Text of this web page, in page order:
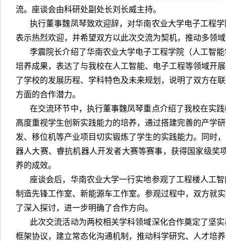
流。座谈会由科研处副处长刘长威主持。
执行董事魏凤琴致欢迎辞，对华南农业大学电子工程
表示热烈欢迎，并希望双方以此次交流为契机，推动多领
李震院长介绍了华南农业大学电子工程学院（人工智
培养成果，表达了与我校在人工智能、电子工程等领域开
了学校的发展历程、学科特色及未来规划，说明了双方在
方面的合作潜力。
在交流环节中， 执行董事魏凤琴重点介绍了我校在实
高度重视学生创新实践能力的培养，通过搭建完善的产学
发、移位机等产业项目切实锻炼了学生的实践能力。同时
器人大赛、睿抗机器人开发者大赛等赛事，获得国家级奖
养的成效。
座谈会后，华南农业大学一行实地参观了工程楼人工
制造先锋工作室、新能源车工作室。参观过程中，双方就
了深入探讨，进一步明确了合作方向。
此次交流活动为两校相关学科领域深化合作奠定了坚
框架协议，建立常态化沟通机制，推动科学研究、人才培